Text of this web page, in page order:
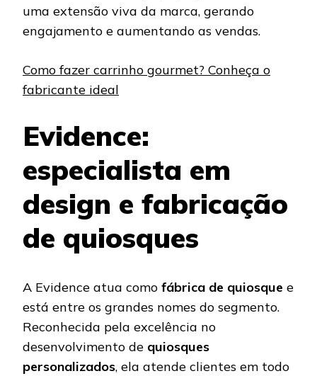
uma extensão viva da marca, gerando
engajamento e aumentando as vendas.
Como fazer carrinho gourmet? Conheça o
fabricante ideal
Evidence:
especialista em
design e fabricação
de quiosques
A Evidence atua como fábrica de quiosque e
está entre os grandes nomes do segmento.
Reconhecida pela excelência no
desenvolvimento de quiosques
personalizados, ela atende clientes em todo